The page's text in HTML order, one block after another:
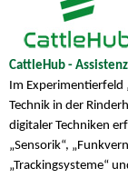
CattleHub -
Im Experimentierfeld
Technik in der
digitaler Techniken
„Sensorik“,
„Trackingsysteme“